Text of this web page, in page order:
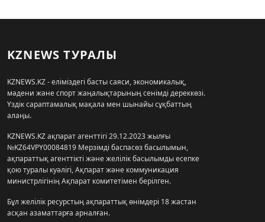
KZNEWS ТУРАЛЫ
KZNEWS.KZ - еліміздегі басты саяси, экономикалық,
мәдени және спорт жаңалықтарының сенімді дереккөзі.
Үздік сараптамалық мақала мен шынайы сұқбаттың
алаңы.
KZNEWS.KZ ақпарат агенттігі 29.12.2023 жылғы
№KZ64VPY00084819 Мерзімді баспасөз басылымын,
ақпараттық агенттікті және желілік басылымды есепке
қою туралы куәлігі, Ақпарат және коммуникация
министрлігінің Ақпарат комитетімен берілген.
Бұл желілік ресурстың ақпараттық өнімдері 18 жастан
асқан азаматтарға арналған.